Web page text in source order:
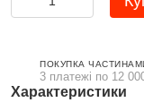
ПОКУПКА
3 платежі по 12
Характеристики